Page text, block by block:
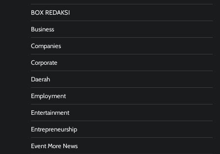
BOX REDAKSI
Business
Companies
Corporate
Daerah
Employment
Entertainment
Entrepreneurship
Event More News